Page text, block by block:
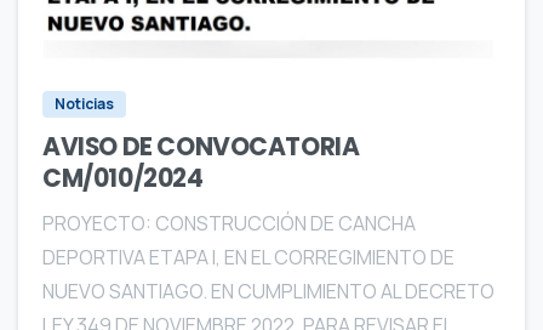
Noticias
AVISO DE CONVOCATORIA
CM/010/2024
PROYECTO: CONSTRUCCIÓN DE CANCHA
DEPORTIVA ETAPA I, EN EL CORREGIMIENTO DE
NUEVO SANTIAGO. EN CUMPLIMIENTO AL DECRETO